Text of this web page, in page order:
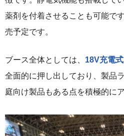
薬剤を付着させることも可能で
売予定です。
ブース全体としては、 18V充電
全面的に押し出しており、製品
庭向け製品もある点を積極的に